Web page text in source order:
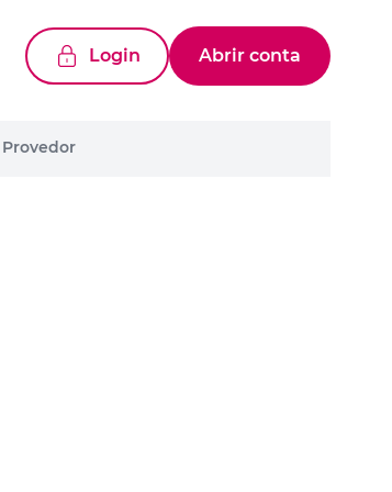
Login Abrir conta
Provedor